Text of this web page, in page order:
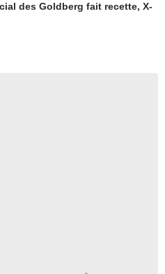
des Goldberg fait recette, X-